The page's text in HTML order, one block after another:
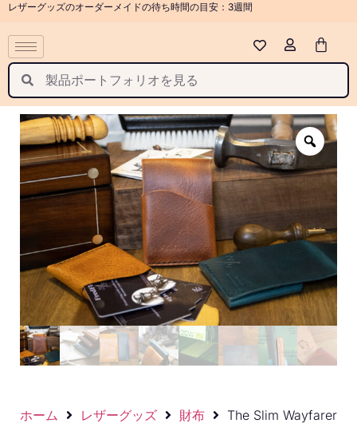
Dansk
Polski
Suomi
Nederlands
Português
Latviešu valoda
レザーグッズのオーダーメイドの待ち時間の目安：3週間
ホーム レザーグッズ 財布 The Slim Wayfarer